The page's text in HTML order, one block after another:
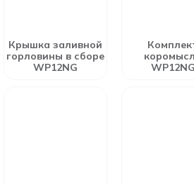
Крышка заливной
горловины в сборе
WP12NG
WP12NG